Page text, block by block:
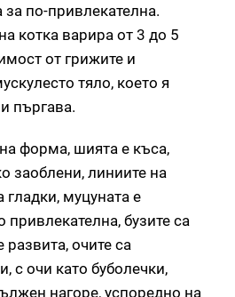
за по-привлекателна.
котка варира от 3 до 5
от грижите и
тяло, което я
пъргава.
форма, шията е къса,
заоблени, линиите на
муцуната е
бузите са
очите са
с очи като буболечки,
нагоре, успоредно на